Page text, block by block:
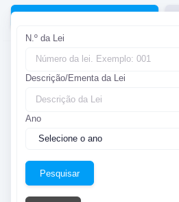
Lei Orçamentária Anual (LOA) |
Planejamento Orçamentário
N.º da Lei
Descrição/Ementa da Lei
Ano
Pesquisar